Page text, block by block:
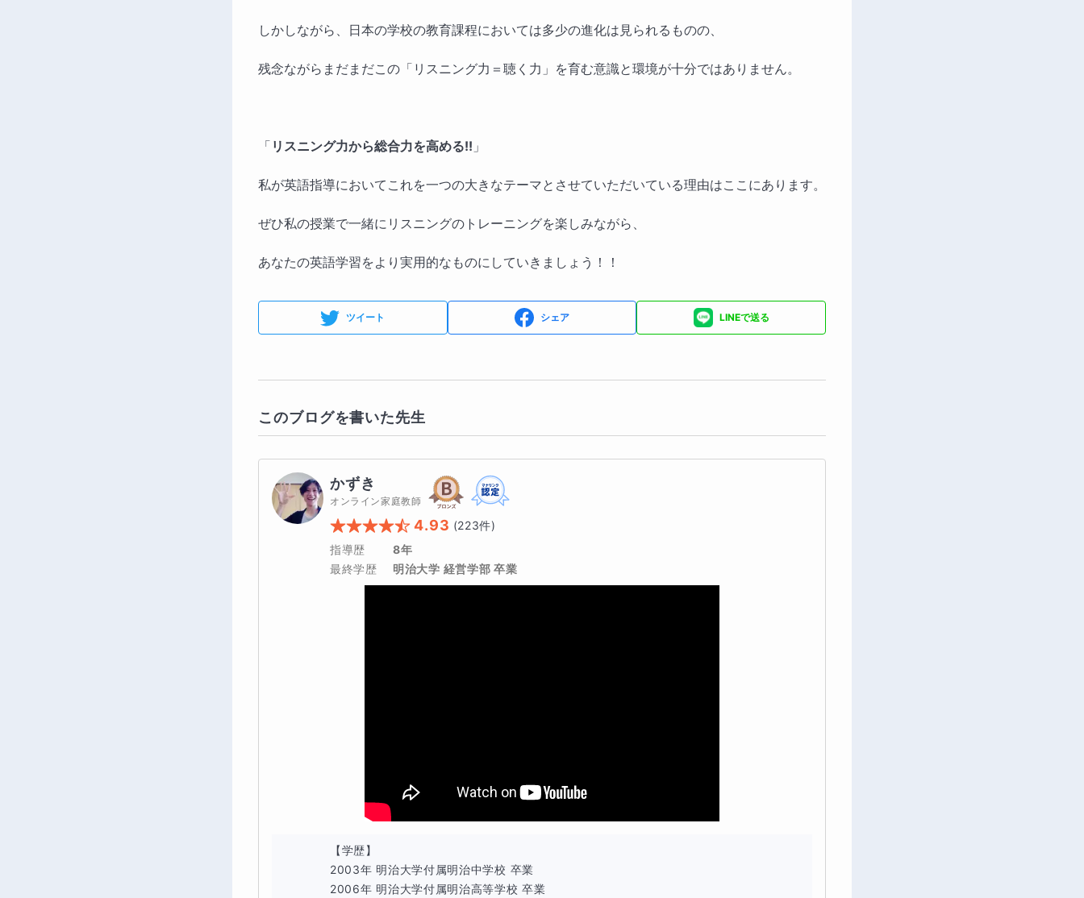
しかしながら、日本の学校の教育課程においては多少の進化は見られるものの、
残念ながらまだまだこの「リスニング力＝聴く力」を育む意識と環境が十分ではありません。
「 リスニング力から総合力を高める!! 」
私が英語指導においてこれを一つの大きなテーマとさせていただいている理由はここにあります。
ぜひ私の授業で一緒にリスニングのトレーニングを楽しみながら、
あなたの英語学習をより実用的なものにしていきましょう！！
ツイート シェア LINEで送る
このブログを書いた先生
かずき
オンライン家庭教師
4.93 (223件)
指導歴
8年
最終学歴
明治大学 経営学部 卒業
【学歴】
2003年 明治大学付属明治中学校 卒業
2006年 明治大学付属明治高等学校 卒業